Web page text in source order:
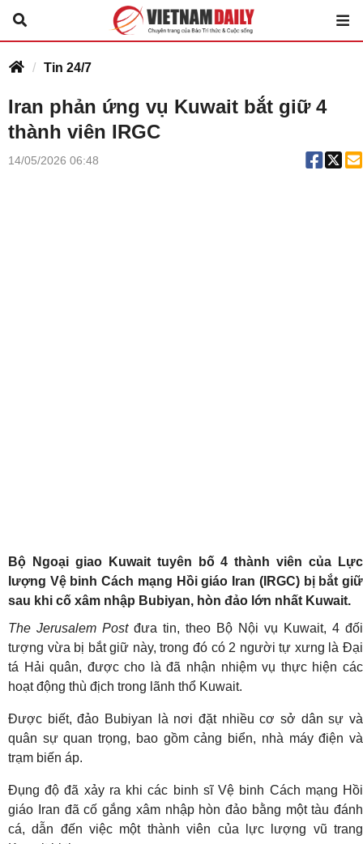
Tin 24/7
Iran phản ứng vụ Kuwait bắt giữ 4
thành viên IRGC
14/05/2026 06:48
Bộ Ngoại giao Kuwait tuyên bố 4 thành viên của Lực
lượng Vệ binh Cách mạng Hồi giáo Iran (IRGC) bị bắt giữ
sau khi cố xâm nhập Bubiyan, hòn đảo lớn nhất Kuwait.
The Jerusalem Post đưa tin, theo Bộ Nội vụ Kuwait, 4 đối
tượng vừa bị bắt giữ này, trong đó có 2 người tự xưng là Đại
tá Hải quân, được cho là đã nhận nhiệm vụ thực hiện các
hoạt động thù địch trong lãnh thổ Kuwait.
Được biết, đảo Bubiyan là nơi đặt nhiều cơ sở dân sự và
quân sự quan trọng, bao gồm cảng biển, nhà máy điện và
trạm biến áp.
Đụng độ đã xảy ra khi các binh sĩ Vệ binh Cách mạng Hồi
giáo Iran đã cố gắng xâm nhập hòn đảo bằng một tàu đánh
cá, dẫn đến việc một thành viên của lực lượng vũ trang